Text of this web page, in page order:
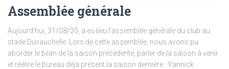
Assemblée générale
Aujourd’hui, 31/08/20, a eu lieu l’assemblée générale du club au
stade Duvauchelle. Lors de cette assemblée, nous avons pu
aborder le bilan de la saison précédente, parler de la saison à venir
et réélire le bureau déjà présent la saison dernière : Yannick